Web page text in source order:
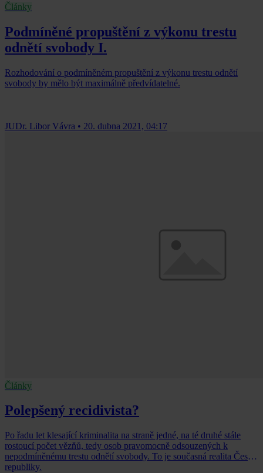
Články
Podmíněné propuštění z výkonu trestu
odnětí svobody I.
Rozhodování o podmíněném propuštění z výkonu trestu odnětí
svobody by mělo být maximálně předvídatelné.
JUDr. Libor Vávra • 20. dubna 2021, 04:17
Články
Polepšený recidivista?
Po řadu let klesající kriminalita na straně jedné, na té druhé stále
rostoucí počet vězňů, tedy osob pravomocně odsouzených k
nepodmíněnému trestu odnětí svobody. To je současná realita České
republiky.